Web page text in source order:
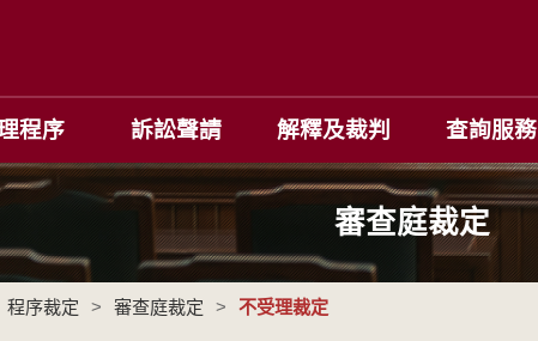
程序 訴訟聲請 解釋及裁判 查詢服務
審查庭裁定
程序裁定 > 審查庭裁定 > 不受理裁定